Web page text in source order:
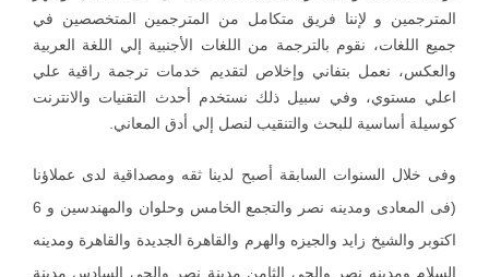
المترجمين و لإننا فريق متكامل من المترجمين المتخصصين في
جميع اللغات، نقوم بالترجمة من اللغات الأجنبية إلي اللغة العربية
والعكس، نعمل بتفاني وإخلاص لتقديم خدمات ترجمة راقية علي
اعلي مستوي، وفي سبيل ذلك نستخدم أحدث التقنيات والانترنت
كوسيلة أساسية للبحث والتنقيب لنصل إلي أدق المعاني.
وفى خلال السنوات السابقة أصبح لدينا ثقه ومصداقية لدى عملاؤنا
(فى المعادى ومدينه نصر والتجمع الخامس وحلوان والمهندسين و 6
اكتوبر والشيخ زايد والجيزه والهرم والقاهرة الجديدة والقاهرة ومدينه
السلام ومدينه نصر والحى الثامن مدينة نصر والحى السادس مدينة